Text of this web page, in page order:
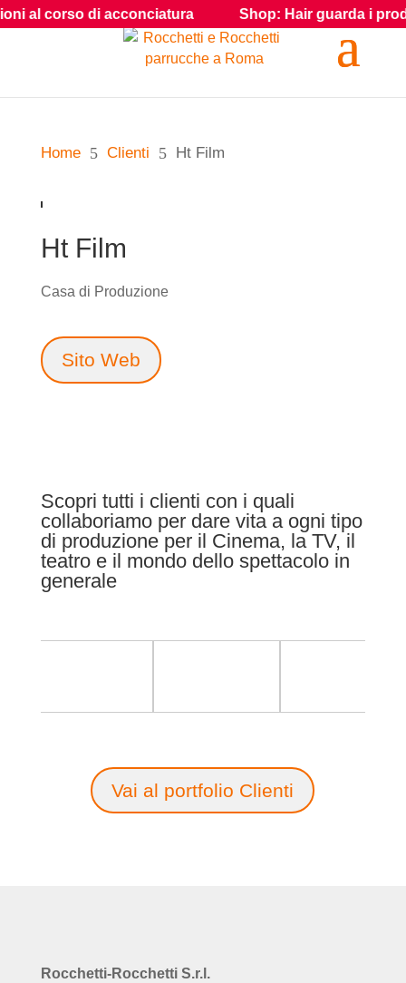
Home 5 Clienti 5 Ht Film
Ht Film
Casa di Produzione
Sito Web
Scopri tutti i clienti con i quali
collaboriamo per dare vita a ogni tipo
di produzione per il Cinema, la TV, il
teatro e il mondo dello spettacolo in
generale
Vai al portfolio Clienti
Rocchetti-Rocchetti S.r.l.
al corso di acconciatura Shop: Hair guarda i